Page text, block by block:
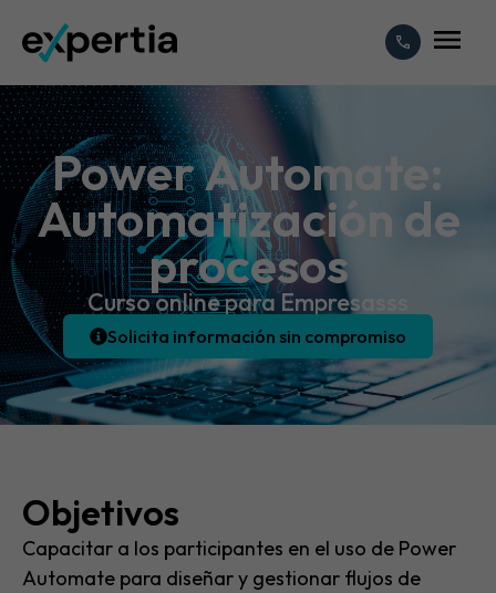
Power Automate:
Automatización de
procesos
Curso online para Empresasss
Solicita información sin compromiso
Objetivos
Capacitar a los participantes en el uso de Power
Automate para diseñar y gestionar flujos de